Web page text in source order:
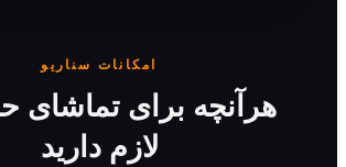
امکانات سناریو
برای تماشای حرفه‌ای
لازم دارید